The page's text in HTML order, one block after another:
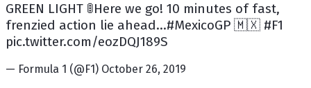
GREEN LIGHT 🚦Here we go! 10 minutes of fast,
frenzied action lie ahead...#MexicoGP 🇲🇽 #F1
pic.twitter.com/eozDQJ189S
— Formula 1 (@F1) October 26, 2019